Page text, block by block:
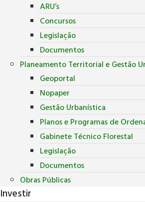
ARU’s
Concursos
Legislação
Documentos
Planeamento Territorial e Gestão
Geoportal
Nopaper
Gestão Urbanística
Planos e Programas de
Gabinete Técnico Florestal
Legislação
Documentos
Obras Públicas
Investir